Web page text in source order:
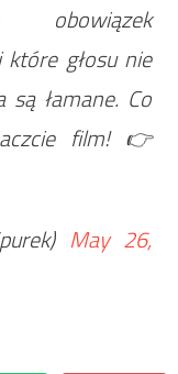
głosu nie
łamane. Co
film! 👉
May 26,